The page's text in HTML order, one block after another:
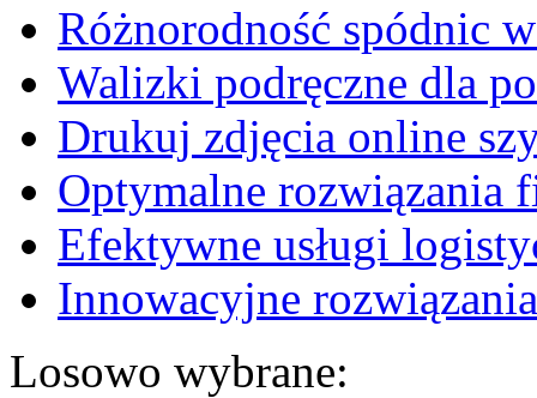
Różnorodność spódnic
Walizki podręczne dla
Drukuj zdjęcia online
Optymalne rozwiązania
Efektywne usługi
Innowacyjne
Losowo wybrane: